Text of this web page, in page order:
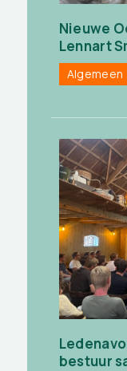
Nieuwe
Lennart
Algemeen
bestuur